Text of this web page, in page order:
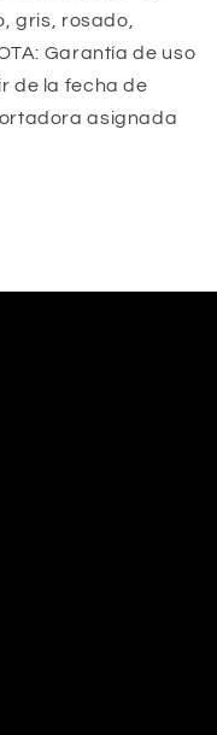
gris, rosado,
Garantía de uso
de la fecha de
asignada